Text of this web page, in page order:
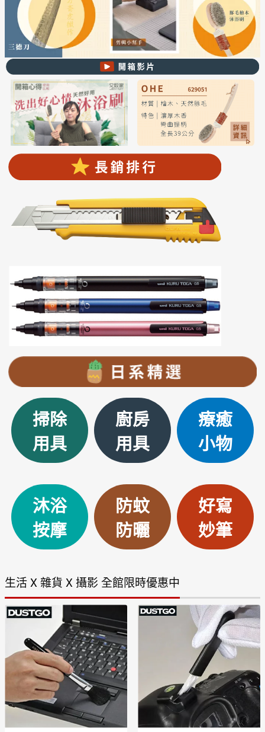
掃除
用具
廚房
用具
療癒
小物
沐浴
按摩
防蚊
防曬
好寫
妙筆
生活 X 雜貨 X 攝影 全館限時優惠中